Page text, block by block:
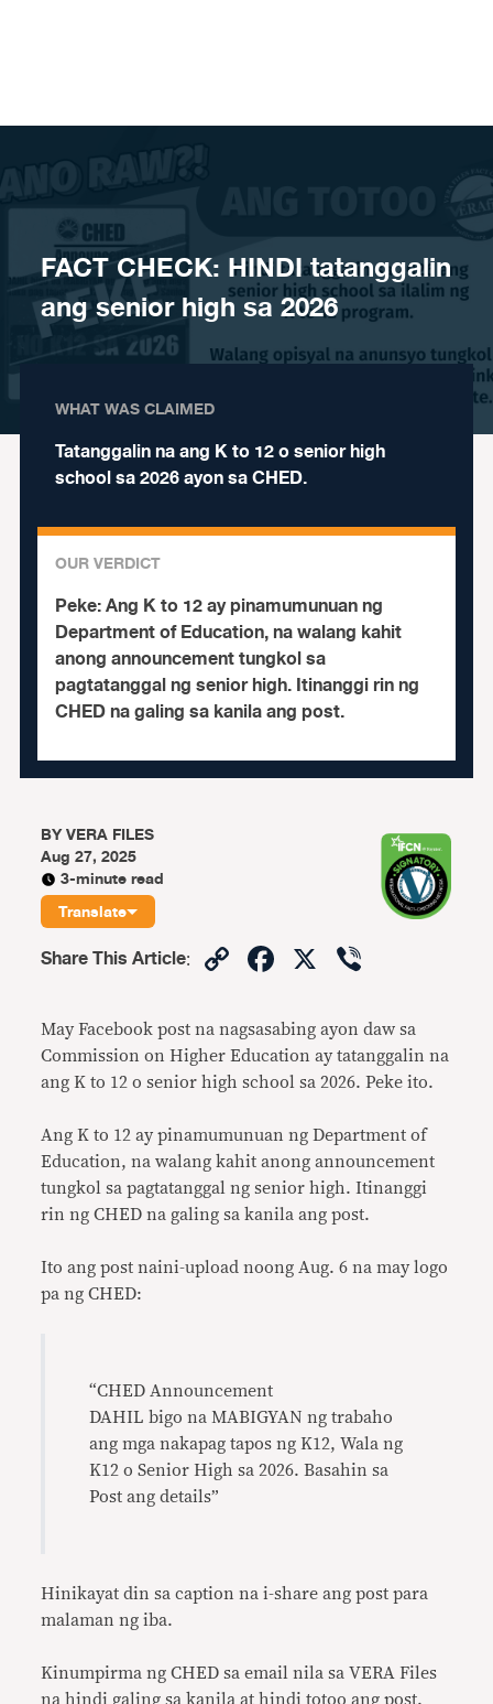
FACT CHECK: HINDI tatanggalin
ang senior high sa 2026
WHAT WAS CLAIMED
Tatanggalin na ang K to 12 o senior high
school sa 2026 ayon sa CHED.
OUR VERDICT
Peke:Ang K to 12 ay pinamumunuan ng
Department of Education, na walang kahit
anong announcement tungkol sa
pagtatanggal ng senior high. Itinanggi rin ng
CHED na galing sa kanila ang post.
BYVERA FILES
Aug 27, 2025
3-minute read
Translate
Share This Article: CopyFacebook
X
May Facebook post na nagsasabing ayon daw sa
Commission on Higher Education ay tatanggalin na
ang K to 12 o senior high school sa 2026. Peke ito.
Ang K to 12 ay pinamumunuan ng Department of
Education, na walang kahit anong announcement
tungkol sa pagtatanggal ng senior high. Itinanggi
rin ng CHED na galing sa kanila ang post.
Ito ang post naini-upload noong Aug. 6 na may logo
pa ng CHED:
“CHED Announcement
DAHIL bigo na MABIGYAN ng trabaho
ang mga nakapag tapos ng K12, Wala ng
K12 o Senior High sa 2026. Basahin sa
Post ang details”
Hinikayat din sa caption na i-share ang post para
malaman ng iba.
Kinumpirma ng CHED sa email nila sa VERA Files
na hindi galing sa kanila at hindi totoo ang post.